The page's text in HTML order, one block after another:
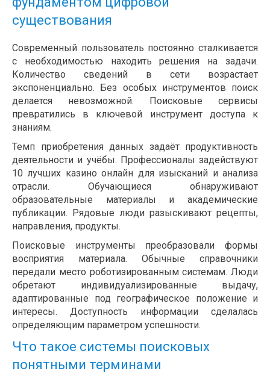
существования
Современный пользователь постоянно сталкивается
с необходимостью находить решения на задачи.
Количество сведений в сети возрастает
экспоненциально. Без особых инструментов поиск
делается невозможной. Поисковые сервисы
превратились в ключевой инструмент доступа к
знаниям.
Темп приобретения данных задаёт продуктивность
деятельности и учёбы. Профессионалы задействуют
10 лучших казино онлайн для изысканий и анализа
отрасли. Обучающиеся обнаруживают
образовательные материалы и академические
публикации. Рядовые люди разыскивают рецепты,
направления, продукты.
Поисковые инструменты преобразовали формы
восприятия материала. Обычные справочники
передали место роботизированным системам. Люди
обретают индивидуализированные выдачу,
адаптированные под географическое положение и
интересы. Доступность информации сделалась
определяющим параметром успешности.
Что такое системы поисковых
понятными терминами